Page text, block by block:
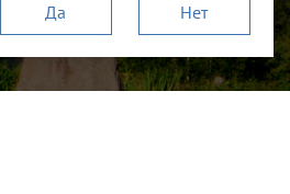
Да
Нет